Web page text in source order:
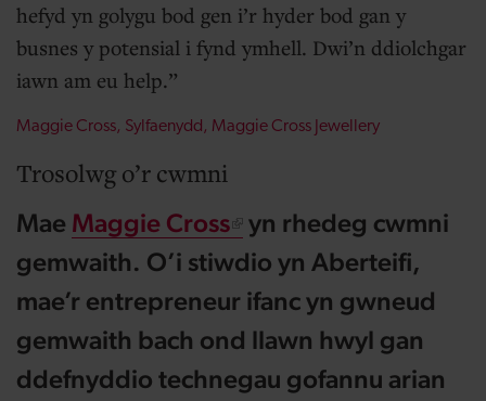
hefyd yn golygu bod gen i’r hyder bod gan y
busnes y potensial i fynd ymhell. Dwi’n ddiolchgar
iawn am eu help.
Maggie Cross, Sylfaenydd , Maggie Cross Jewellery
Trosolwg o’r cwmni
Mae Maggie Cross yn rhedeg cwmni
gemwaith. O’i stiwdio yn Aberteifi,
mae’r entrepreneur ifanc yn gwneud
gemwaith bach ond llawn hwyl gan
ddefnyddio technegau gofannu arian